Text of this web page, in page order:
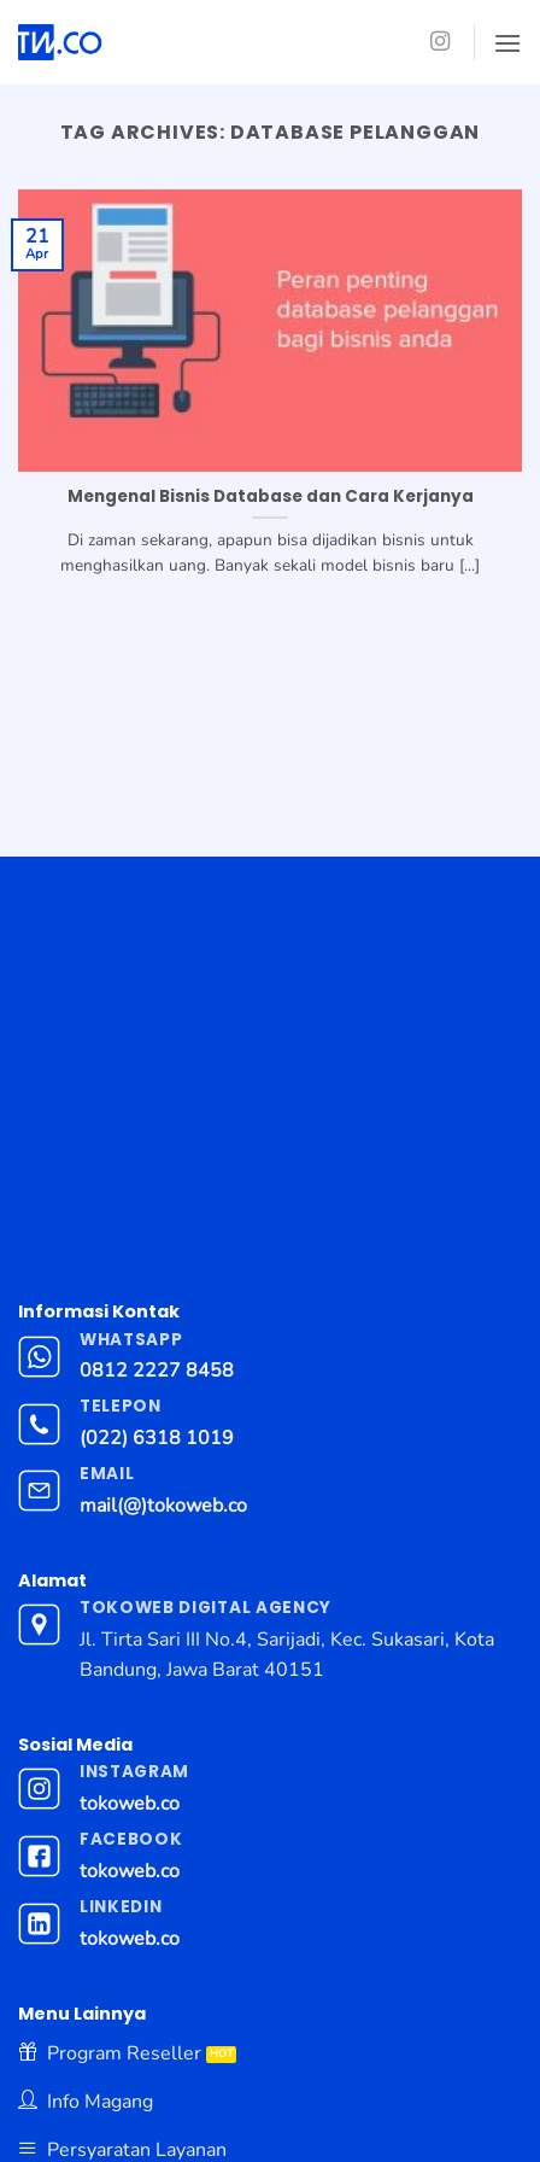
TAG ARCHIVES: DATABASE PELANGGAN
Mengenal Bisnis Database dan Cara Kerjanya
Di zaman sekarang, apapun bisa dijadikan bisnis untuk
menghasilkan uang. Banyak sekali model bisnis baru [...]
21
Apr
Informasi Kontak
WHATSAPP
0812 2227 8458
TELEPON
(022) 6318 1019
EMAIL
mail(@)tokoweb.co
Alamat
TOKOWEB DIGITAL AGENCY
Jl. Tirta Sari III No.4, Sarijadi, Kec. Sukasari, Kota
Bandung, Jawa Barat 40151
Sosial Media
INSTAGRAM
tokoweb.co
FACEBOOK
tokoweb.co
LINKEDIN
tokoweb.co
Menu Lainnya
Program Reseller
Info Magang
Persyaratan Layanan